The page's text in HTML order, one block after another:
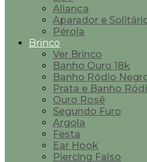
Aliança
Aparador e
Pérola
Brinco
Ver Brinco
Banho Ouro 18k
Banho Ródio
Prata e Banho
Ouro Rosê
Segundo Furo
Argola
Festa
Ear Hook
Piercing Falso